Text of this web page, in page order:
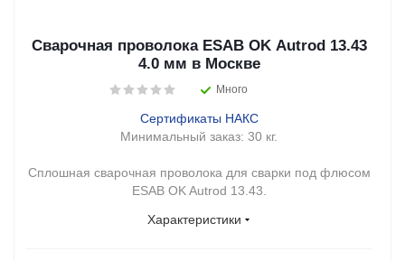
Сварочная проволока ESAB OK Autrod 13.43
4.0 мм в Москве
Много
Сертификаты НАКС
Минимальный заказ: 30 кг.
Сплошная сварочная проволока для сварки под флюсом
ESAB OK Autrod 13.43.
Характеристики